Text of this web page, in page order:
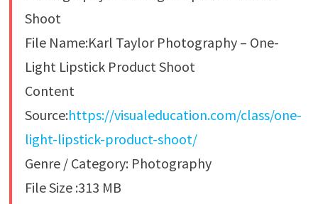
File Name:Karl Taylor Photography – One-
Light Lipstick Product Shoot
Content
Source:https://visualeducation.com/class/one-
light-lipstick-product-shoot/
Genre / Category: Photography
File Size :313 MB